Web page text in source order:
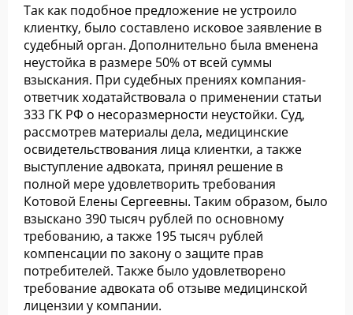
Так как подобное предложение не устроило
клиентку, было составлено исковое заявление в
судебный орган. Дополнительно была вменена
неустойка в размере 50% от всей суммы
взыскания. При судебных прениях компания-
ответчик ходатайствовала о применении статьи
333 ГК РФ о несоразмерности неустойки. Суд,
рассмотрев материалы дела, медицинские
освидетельствования лица клиентки, а также
выступление адвоката, принял решение в
полной мере удовлетворить требования
Котовой Елены Сергеевны. Таким образом, было
взыскано 390 тысяч рублей по основному
требованию, а также 195 тысяч рублей
компенсации по закону о защите прав
потребителей. Также было удовлетворено
требование адвоката об отзыве медицинской
лицензии у компании.